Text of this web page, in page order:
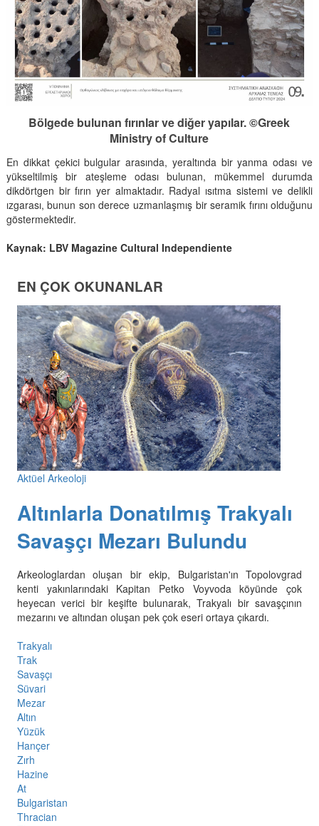
Bölgede bulunan fırınlar ve diğer yapılar. ©Greek
Ministry of Culture
En dikkat çekici bulgular arasında, yeraltında bir yanma odası ve
yükseltilmiş bir ateşleme odası bulunan, mükemmel durumda
dikdörtgen bir fırın yer almaktadır. Radyal ısıtma sistemi ve delikli
ızgarası, bunun son derece uzmanlaşmış bir seramik fırını olduğunu
göstermektedir.
Kaynak: LBV Magazine Cultural Independiente
EN ÇOK OKUNANLAR
Aktüel Arkeoloji
Altınlarla Donatılmış Trakyalı
Savaşçı Mezarı Bulundu
Arkeologlardan oluşan bir ekip, Bulgaristan'ın Topolovgrad
kenti yakınlarındaki Kapitan Petko Voyvoda köyünde çok
heyecan verici bir keşifte bulunarak, Trakyalı bir savaşçının
mezarını ve altından oluşan pek çok eseri ortaya çıkardı.
Trakyalı
Trak
Savaşçı
Süvari
Mezar
Altın
Yüzük
Hançer
Zırh
Hazine
At
Bulgaristan
Thracian